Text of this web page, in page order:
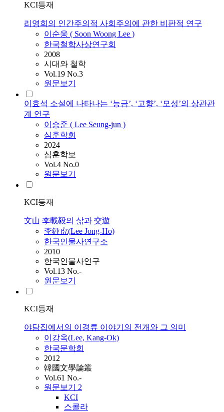
KCI등재
리영희의 인간주의적 사회주의에 관한 비판적 연구
이순웅 ( Soon Woong Lee )
한국철학사상연구회
2008
시대와 철학
Vol.19 No.3
원문보기
이효석 소설에 나타나는 ‘능금’, ‘고향’, ‘모성’의 상관관
계 연구
이승준 ( Lee Seung-jun )
심훈학회
2024
심훈학보
Vol.4 No.0
원문보기
KCI등재
文山 李載毅의 삶과 交遊
李鍾虎(Lee Jong-Ho)
한국인물사연구소
2010
한국인물사연구
Vol.13 No.-
원문보기
KCI등재
야담집에서의 이경류 이야기의 전개와 그 의미
이강옥(Lee, Kang-Ok)
한국문학회
2012
韓國文學論叢
Vol.61 No.-
원문보기 2
KCI
스콜라